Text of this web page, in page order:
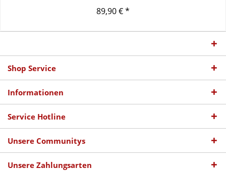
89,90 € *
Shop Service
Informationen
Service Hotline
Unsere Communitys
Unsere Zahlungsarten